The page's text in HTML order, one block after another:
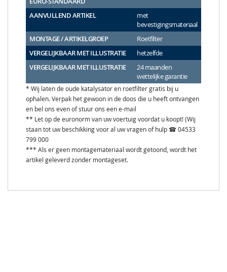
AANVULLEND ARTIKEL
met
bevestigingsmateriaal
MONTAGE / ARTIKELGROEP
Roetfilter
VERGELIJKBAAR MET ILLUSTRATIE
hetzelfde
VERGELIJKBAAR MET ILLUSTRATIE
24 maanden
wettelijke garantie
* Wij laten de oude katalysator en roetfilter gratis bij u
ophalen. Verpak het gewoon in de doos die u heeft ontvangen
en bel ons even of stuur ons een e-mail
** Let op de euronorm van uw voertuig voordat u koopt! (Wij
staan tot uw beschikking voor al uw vragen of hulp ☎ 04533
799 000
*** Als er geen montagemateriaal wordt getoond, wordt het
artikel geleverd zonder montageset.